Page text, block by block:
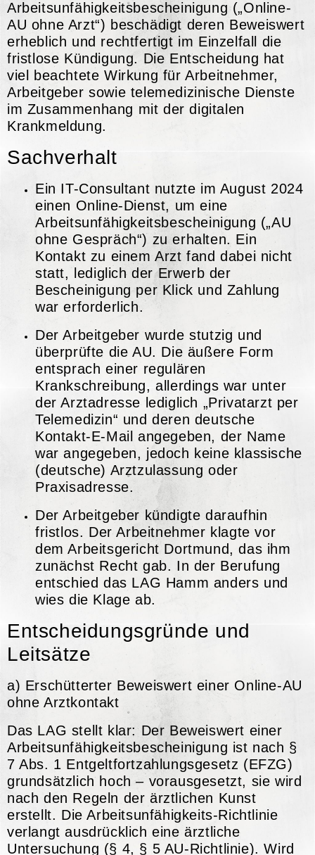
Arbeitsunfähigkeitsbescheinigung („Online-
AU ohne Arzt“) beschädigt deren Beweiswert
erheblich und rechtfertigt im Einzelfall die
fristlose Kündigung. Die Entscheidung hat
viel beachtete Wirkung für Arbeitnehmer,
Arbeitgeber sowie telemedizinische Dienste
im Zusammenhang mit der digitalen
Krankmeldung.
Sachverhalt
Ein IT-Consultant nutzte im August 2024
einen Online-Dienst, um eine
Arbeitsunfähigkeitsbescheinigung („AU
ohne Gespräch“) zu erhalten. Ein
Kontakt zu einem Arzt fand dabei nicht
statt, lediglich der Erwerb der
Bescheinigung per Klick und Zahlung
war erforderlich.
Der Arbeitgeber wurde stutzig und
überprüfte die AU. Die äußere Form
entsprach einer regulären
Krankschreibung, allerdings war unter
der Arztadresse lediglich „Privatarzt per
Telemedizin“ und deren deutsche
Kontakt-E-Mail angegeben, der Name
war angegeben, jedoch keine klassische
(deutsche) Arztzulassung oder
Praxisadresse.
Der Arbeitgeber kündigte daraufhin
fristlos. Der Arbeitnehmer klagte vor
dem Arbeitsgericht Dortmund, das ihm
zunächst Recht gab. In der Berufung
entschied das LAG Hamm anders und
wies die Klage ab.
Entscheidungsgründe und
Leitsätze
a) Erschütterter Beweiswert einer Online-AU
ohne Arztkontakt
Das LAG stellt klar: Der Beweiswert einer
Arbeitsunfähigkeitsbescheinigung ist nach §
7 Abs. 1 Entgeltfortzahlungsgesetz (EFZG)
grundsätzlich hoch – vorausgesetzt, sie wird
nach den Regeln der ärztlichen Kunst
erstellt. Die Arbeitsunfähigkeits-Richtlinie
verlangt ausdrücklich eine ärztliche
Untersuchung (§ 4, § 5 AU-Richtlinie). Wird